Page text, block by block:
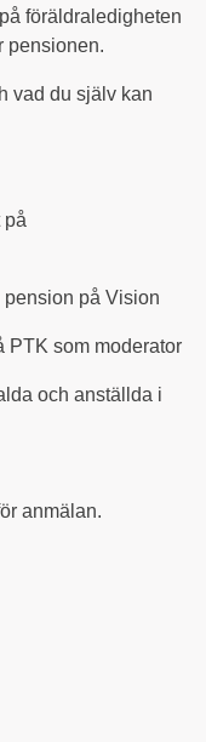
föräldraledigheten
pensionen.
vad du själv kan
på
på Vision
PTK som moderator
och anställda i
anmälan.